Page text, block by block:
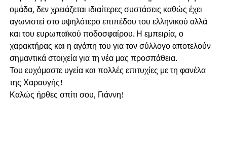
ομάδα, δεν χρειάζεται ιδιαίτερες συστάσεις καθώς έχει
αγωνιστεί στο υψηλότερο επιπέδου του ελληνικού αλλά
και του ευρωπαϊκού ποδοσφαίρου. Η εμπειρία, ο
χαρακτήρας και η αγάπη του για τον σύλλογο αποτελούν
σημαντικά στοιχεία για τη νέα μας προσπάθεια.
Του ευχόμαστε υγεία και πολλές επιτυχίες με τη φανέλα
της Χαραυγής!
Καλώς ήρθες σπίτι σου, Γιάννη!